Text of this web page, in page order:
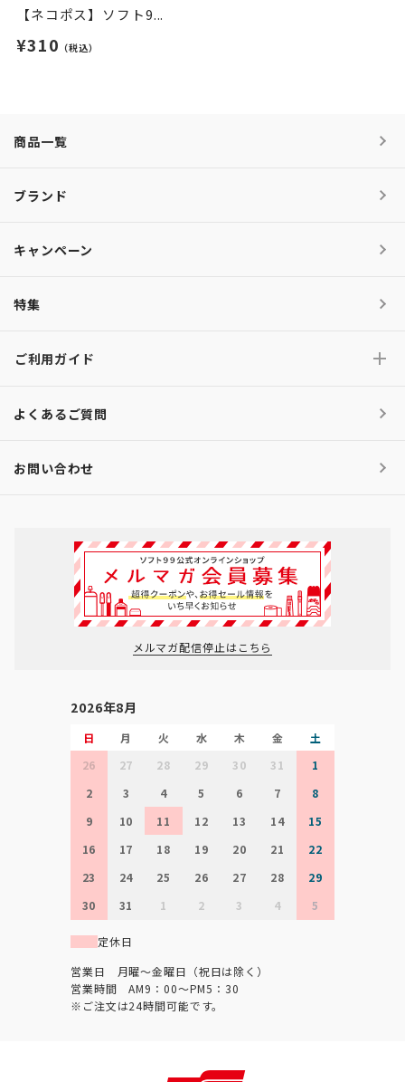
【ネコポス】ソフト9...
¥310 （税込）
商品一覧
ブランド
キャンペーン
特集
ご利用ガイド
よくあるご質問
お問い合わせ
メルマガ配信停止はこちら
2026年8月
日 月 火 水 木 金
土
26
27 28 29 30 31
1
2
3 4 5 6 7
8
9
10 11 12 13 14
15
16
17 18 19 20 21
22
23
24 25 26 27 28
29
30
31 1 2 3 4 5
定休日
営業日 月曜～金曜日（祝日は除く）
営業時間 AM9：00～PM5：30
※ご注文は24時間可能です。